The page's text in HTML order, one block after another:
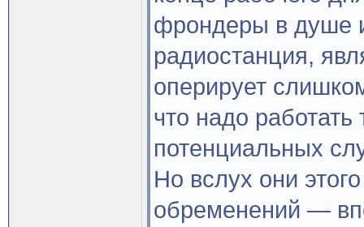
фрондеры в душе
радиостанция,
оперирует
что надо
потенциальных
Но вслух они
обременений —